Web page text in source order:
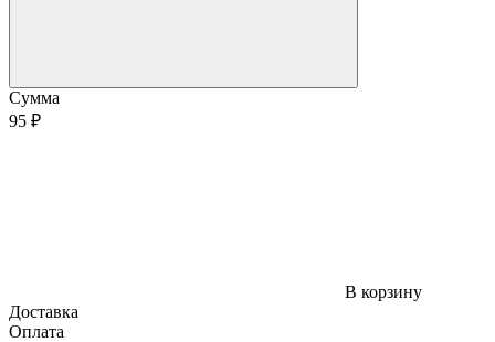
Сумма
95 ₽
В корзину
Доставка
Оплата